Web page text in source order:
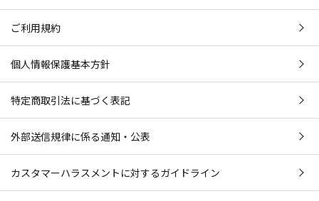
ご利用規約
個人情報保護基本方針
特定商取引法に基づく表記
外部送信規律に係る通知・公表
カスタマーハラスメントに対するガイドライン